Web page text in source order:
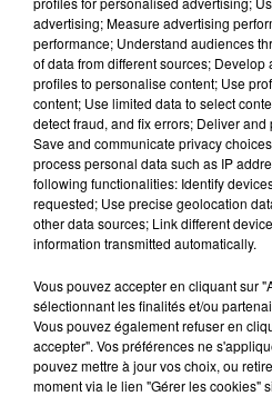
Ou encore de
Inscrivez-vous au
Imprimez la grille
Suivez & cochez les
augmenter vos
Le jeu est
advertising; Measure advertising
performance; Understand audiences
of data from different sources;
profiles to personalise content; Use
content; Use limited data to select
detect fraud, and fix errors; Deliver
Save and communicate privacy
process personal data such as IP
following functionalities: Identify
requested; Use precise geolocation
other data sources; Link different
information transmitted automatically.
Vous pouvez accepter en cliquant sur
sélectionnant les finalités et/ou
Vous pouvez également refuser en
accepter". Vos préférences ne
pouvez mettre à jour vos choix, ou
moment via le lien "Gérer les cookies"